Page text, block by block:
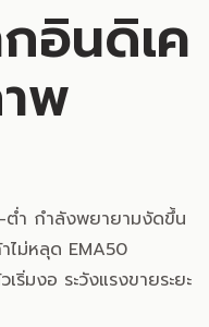
นดิเค
พ
ต่ำ กำลังพยายามงัดขึ้น
ไม่หลุด EMA50
ริ่มงอ ระวังแรงขายระยะ